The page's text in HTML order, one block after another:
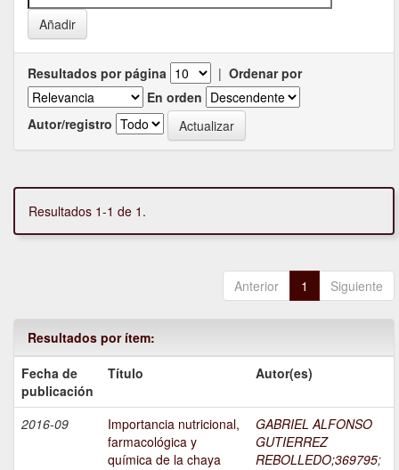
Resultados por página | Ordenar por
En orden
Autor/registro
Resultados 1-1 de 1.
Anterior 1 Siguiente
Resultados por ítem:
Fecha de
publicación
Título Autor(es)
2016-09
Importancia nutricional,
farmacológica y
química de la chaya
GABRIEL ALFONSO
GUTIERREZ
REBOLLEDO;369795;